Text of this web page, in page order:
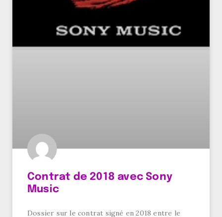
Contrat de 2018 avec Sony
Music
Dossier sur le contrat signé en 2018 entre le